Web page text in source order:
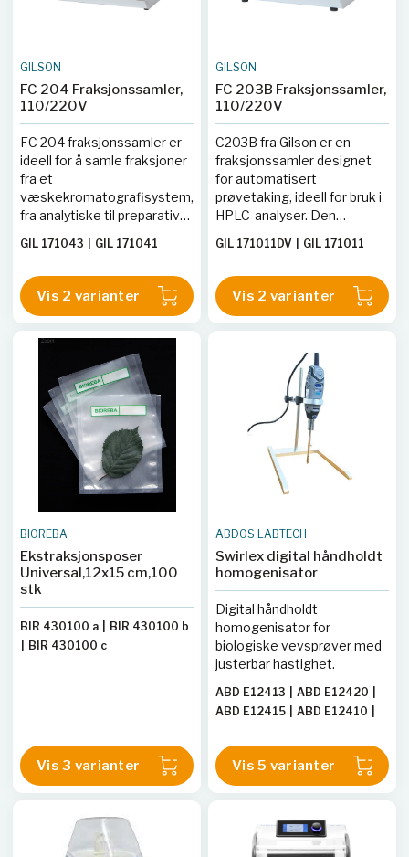
GILSON
FC 204 Fraksjonssamler,
110/220V
FC 204 fraksjonssamler er
ideell for å samle fraksjoner
fra et
væskekromatografisystem,
fra analytiske til preparative
Sammen med en
tilby et raskt installert og
kostnadseffektivt
fotavtrykk for bruk i
biosikkerhetskabinetter,
med en lett å sterilisere
strømningsbane for
minimert forurensning.
GIL 171043 GIL 171041
Vis 2 varianter
GILSON
FC 203B Fraksjonssamler,
110/220V
C203B fra Gilson er en
fraksjonssamler designet
for automatisert
prøvetaking, ideell for bruk i
HPLC-analyser. Den
prøverør med en maksimal
mL/min, uten krav til ventil.
Maskinen er kompatibel
GIL 171011DV GIL 171011
Vis 2 varianter
BIOREBA
Ekstraksjonsposer
Universal,12x15 cm,100
stk
BIR 430100 a
BIR 430100 b
BIR 430100 c
Vis 3 varianter
ABDOS LABTECH
Swirlex digital håndholdt
homogenisator
Digital håndholdt
homogenisator for
biologiske vevsprøver med
justerbar hastighet.
ABD E12413 ABD E12420
ABD E12415
ABD E12410
Vis 5 varianter